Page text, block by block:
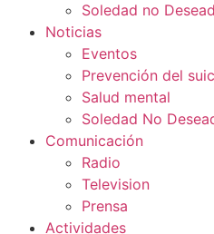
Soledad no
Noticias
Eventos
Prevención del
Salud mental
Soledad No
Comunicación
Radio
Television
Prensa
Actividades